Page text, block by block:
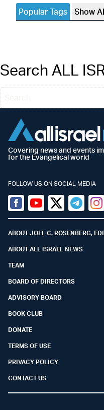
Popular Tags Show
Search ALL
Covering news and events
for the Evangelical world
FOLLOW US ON SOCIAL MEDIA
Facebook
YoutubeTwitter (X)
Telegram
ABOUT JOEL C. ROSENBERG,
ABOUT ALL ISRAEL NEWS
TEAM
BOARD OF DIRECTORS
ADVISORY BOARD
BOOK CLUB
DONATE
TERMS OF USE
PRIVACY POLICY
CONTACT US